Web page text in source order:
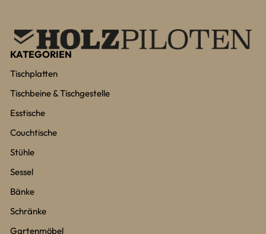
KATEGORIEN
Tischplatten
Tischbeine & Tischgestelle
Esstische
Couchtische
Stühle
Sessel
Bänke
Schränke
Gartenmöbel